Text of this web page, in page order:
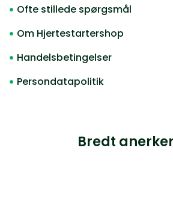
Ofte stillede spørgsmål
Om Hjertestartershop
Handelsbetingelser
Persondatapolitik
Bredt